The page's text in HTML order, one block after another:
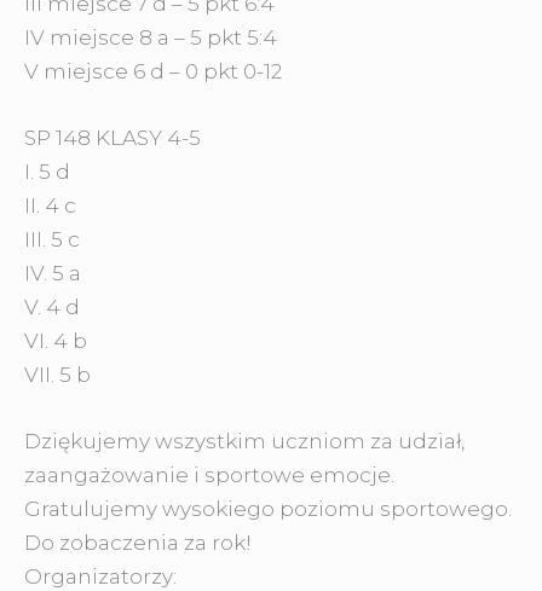
IV miejsce 8 a – 5 pkt 5:4
V miejsce 6 d – 0 pkt 0-12
SP 148 KLASY 4-5
I. 5 d
II. 4 c
III. 5 c
IV. 5 a
V. 4 d
VI. 4 b
VII. 5 b
Dziękujemy wszystkim uczniom za udział,
zaangażowanie i sportowe emocje.
Gratulujemy wysokiego poziomu sportowego.
Do zobaczenia za rok!
Organizatorzy: